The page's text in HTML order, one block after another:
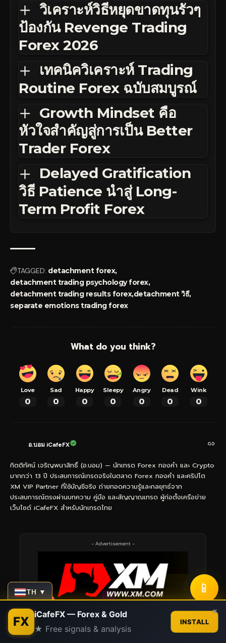
วิเคราะห์วิธีหยุดขาดทุนรัวๆ
ป้องกัน Revenge Trading
Forex 2026
เทคนิควิเคราะห์ Trading
Routine Forex ฉบับสมบูรณ์
Growth Mindset คือ
หัวใจสำคัญสู่การเป็น Better
Trader Forex
Delayed Gratification
วิธี Patience นำสู่ Long-
Term Profit Forex
TAGGED: detachment forex
detachment trading psychology forex
detachment trading results forexdetachment วิธี
separate emotions trading forex
What do you think?
Love
0
Sad
0
Happy
0
Sleepy
0
Angry
0
Dead
0
Wink
0
อ.บอม iCafeFX
กิตติทัศน์ เจริญพนาสิทธิ์ (อ.บอม) — นักเทรด Forex ทองคำ และ Crypto
มากกว่า 13 ปี ประสบการณ์เทรดจริงในตลาด Forex ทองคำ และคริปโต
XM VIP Partner ที่ใช้บัญชีจริง ถ่ายทอดความรู้และกลยุทธ์จาก
ประสบการณ์ตรงผ่านบทความ คู่มือ และสัญญาณเทรด ผู้ก่อตั้งเครือข่าย
เว็บไซต์ iCafeFX สำหรับนักเทรดไทย
- Advertisement -
TH ▼ 📱
FX iCafeFX — Forex & Gold
★ Free signals & analysis
INSTALL
×
Contact us
Open